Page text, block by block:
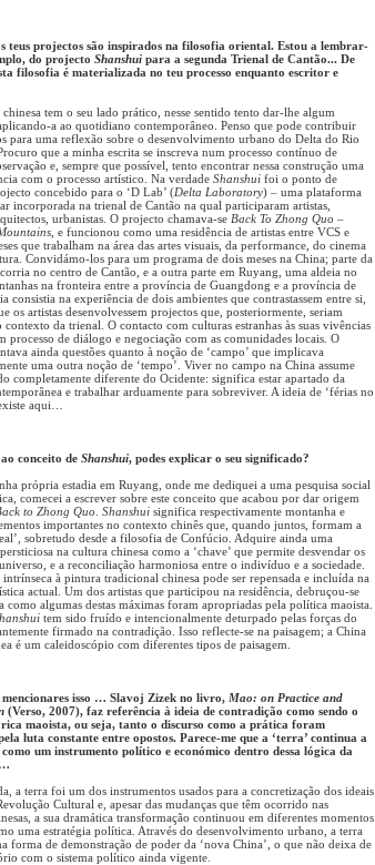
teus projectos são inspirados na filosofia oriental. Estou a lembrar-
do projecto Shanshui para a segunda Trienal de Cantão... De
filosofia é materializada no teu processo enquanto escritor e
tem o seu lado prático, nesse sentido tento dar-lhe algum
a ao quotidiano contemporâneo. Penso que pode contribuir
para uma reflexão sobre o desenvolvimento urbano do Delta do Rio
que a minha escrita se inscreva num processo contínuo de
e, sempre que possível, tento encontrar nessa construção uma
com o processo artístico. Na verdade Shanshui foi o ponto de
concebido para o ‘D Lab’ (Delta Laboratory) – uma plataforma
incorporada na trienal de Cantão na qual participaram artistas,
urbanistas. O projecto chamava-se Back To Zhong Quo –
, e funcionou como uma residência de artistas entre VCS e
que trabalham na área das artes visuais, da performance, do cinema
Convidámo-los para um programa de dois meses na China; parte da
no centro de Cantão, e a outra parte em Ruyang, uma aldeia no
na fronteira entre a província de Guangdong e a província de
consistia na experiência de dois ambientes que contrastassem entre si,
os artistas desenvolvessem projectos que, posteriormente, seriam
contexto da trienal. O contacto com culturas estranhas às suas vivências
processo de diálogo e negociação com as comunidades locais. O
ainda questões quanto à noção de ‘campo’ que implicava
uma outra noção de ‘tempo’. Viver no campo na China assume
completamente diferente do Ocidente: significa estar apartado da
e trabalhar arduamente para sobreviver. A ideia de ‘férias no
aqui…
conceito de Shanshui, podes explicar o seu significado?
própria estadia em Ruyang, onde me dediquei a uma pesquisa social
comecei a escrever sobre este conceito que acabou por dar origem
to Zhong Quo Shanshui significa respectivamente montanha e
importantes no contexto chinês que, quando juntos, formam a
sobretudo desde a filosofia de Confúcio. Adquire ainda uma
na cultura chinesa como a ‘chave’ que permite desvendar os
e a reconciliação harmoniosa entre o indivíduo e a sociedade.
intrínseca à pintura tradicional chinesa pode ser repensada e incluída na
actual. Um dos artistas que participou na residência, debruçou-se
como algumas destas máximas foram apropriadas pela política maoista.
tem sido fruído e intencionalmente deturpado pelas forças do
firmado na contradição. Isso reflecte-se na paisagem; a China
é um caleidoscópio com diferentes tipos de paisagem.
isso … Slavoj Zizek no livro, Mao: on Practice and
(Verso, 2007), faz referência à ideia de contradição como sendo o
maoista, ou seja, tanto o discurso como a prática foram
luta constante entre opostos. Parece-me que a ‘terra’ continua a
um instrumento político e económico dentro dessa lógica da
a terra foi um dos instrumentos usados para a concretização dos ideais
Cultural e, apesar das mudanças que têm ocorrido nas
a sua dramática transformação continuou em diferentes momentos
uma estratégia política. Através do desenvolvimento urbano, a terra
forma de demonstração de poder da ‘nova China’, o que não deixa de
com o sistema político ainda vigente.